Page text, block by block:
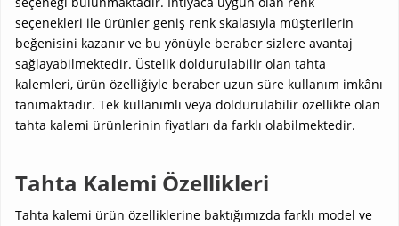
seçenekleri ile ürünler geniş renk skalasıyla müşterilerin
beğenisini kazanır ve bu yönüyle beraber sizlere avantaj
sağlayabilmektedir. Üstelik doldurulabilir olan tahta
kalemleri, ürün özelliğiyle beraber uzun süre kullanım imkânı
tanımaktadır. Tek kullanımlı veya doldurulabilir özellikte olan
tahta kalemi ürünlerinin fiyatları da farklı olabilmektedir.
Tahta Kalemi Özellikleri
Tahta kalemi ürün özelliklerine baktığımızda farklı model ve